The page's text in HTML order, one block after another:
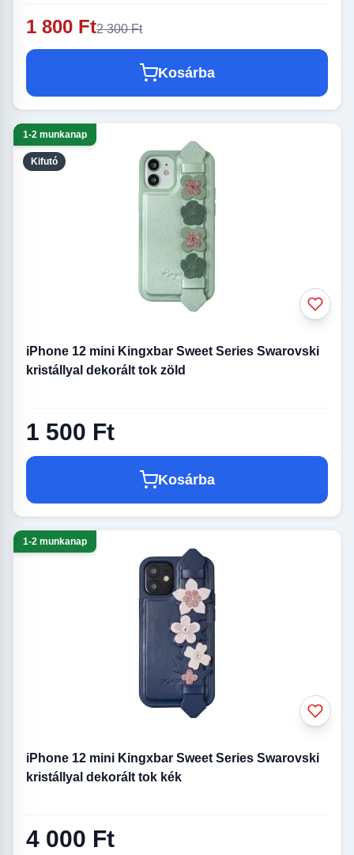
1 800 Ft2 300 Ft
Kosárba
Kifutó
1-2 munkanap
iPhone 12 mini Kingxbar Sweet Series Swarovski
kristállyal dekorált tok zöld
1 500 Ft
Kosárba
1-2 munkanap
iPhone 12 mini Kingxbar Sweet Series Swarovski
kristállyal dekorált tok kék
4 000 Ft